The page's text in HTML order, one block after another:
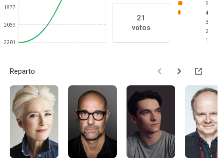
1877
2039
2201
21
votos
5
4
3
2
1
Reparto